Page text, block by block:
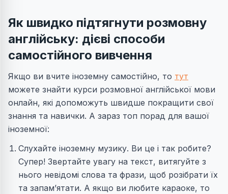
Як швидко підтягнути розмовну
англійську: дієві способи
самостійного вивчення
Якщо ви вчите іноземну самостійно, то тут
можете знайти курси розмовної англійської мови
онлайн, які допоможуть швидше покращити свої
знання та навички. А зараз топ порад для вашої
іноземної:
Слухайте іноземну музику. Ви це і так робите?
Супер! Звертайте увагу на текст, витягуйте з
нього невідомі слова та фрази, щоб розібрати їх
та запам’ятати. А якщо ви любите караоке, то